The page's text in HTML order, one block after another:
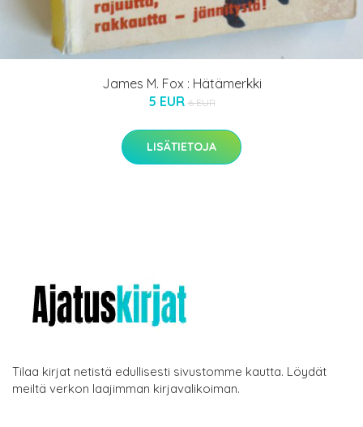
James M. Fox : Hätämerkki
5 EUR 6 EUR
LISÄTIETOJA
Tilaa kirjat netistä edullisesti sivustomme kautta. Löydät
meiltä verkon laajimman kirjavalikoiman.